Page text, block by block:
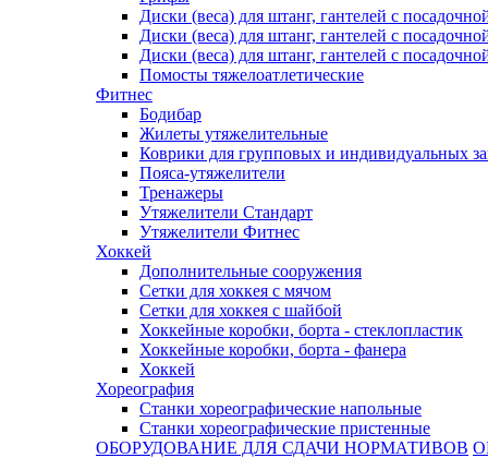
Диски (веса) для штанг, гантелей с
Диски (веса) для штанг, гантелей с
Диски (веса) для штанг, гантелей с
Помосты тяжелоатлетические
Фитнес
Бодибар
Жилеты утяжелительные
Коврики для групповых и индивидуальных
Пояса-утяжелители
Тренажеры
Утяжелители Стандарт
Утяжелители Фитнес
Хоккей
Дополнительные сооружения
Сетки для хоккея с мячом
Сетки для хоккея с шайбой
Хоккейные коробки, борта - стеклопластик
Хоккейные коробки, борта - фанера
Хоккей
Хореография
Станки хореографические напольные
Станки хореографические пристенные
ОБОРУДОВАНИЕ ДЛЯ СДАЧИ НОРМАТИВОВ